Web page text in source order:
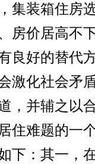
装箱住房选
房价居高不
良好的替代
激化社会矛
，并辅之以
住难题的一
：其一，在